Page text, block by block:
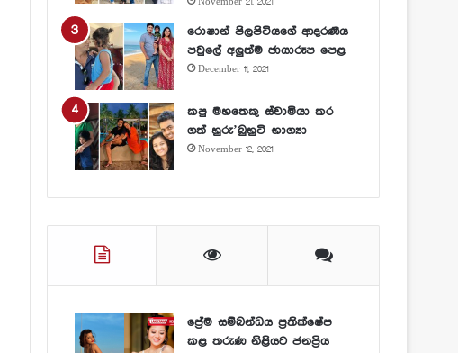
රොෂාන් පිලපිටියගේ ආදරණීය
පවුලේ අලුත්ම ඡායාරූප පෙළ
December 11, 2021
කපු මහතෙකු ස්වාමියා කර
ගත් හුරු’බුහුටි භාග්‍යා
November 12, 2021
ප්‍රේම සම්බන්ධය ප්‍රතික්ෂේප
කළ තරුණ නිළියට ජනප්‍රිය